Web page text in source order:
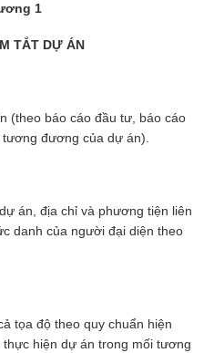
1
TẮT DỰ ÁN
(theo báo cáo đầu tư, báo cáo
đương của dự án).
án, địa chỉ và phương tiện liên
danh của người đại diện theo
tọa độ theo quy chuẩn hiện
hiện dự án trong mối tương